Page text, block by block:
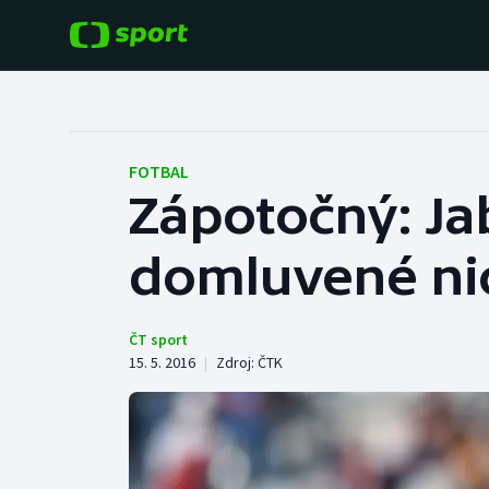
Hokej
Tenis
Cyklistika
Baseball a softbal
Basketbal
Boby a skeleton
Box
FOTBAL
Zápotočný:
domluvené
ČT sport
15. 5. 2016 | Zdroj: ČTK